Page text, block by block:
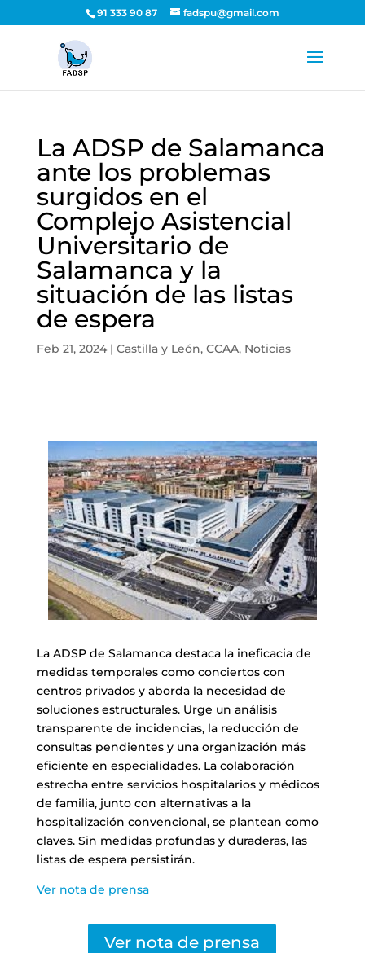
91 333 90 87 fadspu@gmail.com
La ADSP de Salamanca
ante los problemas
surgidos en el
Complejo Asistencial
Universitario de
Salamanca y la
situación de las listas
de espera
Feb 21, 2024| Castilla y León, CCAA, Noticias
La ADSP de Salamanca destaca la ineficacia de
medidas temporales como conciertos con
centros privados y aborda la necesidad de
soluciones estructurales. Urge un análisis
transparente de incidencias, la reducción de
consultas pendientes y una organización más
eficiente en especialidades. La colaboración
estrecha entre servicios hospitalarios y médicos
de familia, junto con alternativas a la
hospitalización convencional, se plantean como
claves. Sin medidas profundas y duraderas, las
listas de espera persistirán.
Ver nota de prensa
Ver nota de prensa